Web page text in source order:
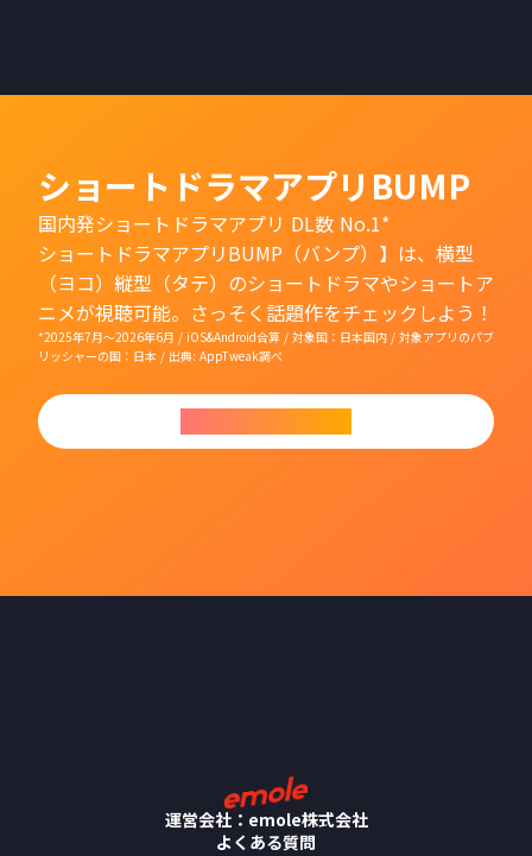
ショートドラマアプリBUMP
国内発ショートドラマアプリ DL数 No.1*
ショートドラマアプリBUMP（バンプ）】は、横型
（ヨコ）縦型（タテ）のショートドラマやショートア
ニメが視聴可能。さっそく話題作をチェックしよう！
*2025年7月〜2026年6月 / iOS&Android合算 / 対象国：日本国内 / 対象アプリのパブ
リッシャーの国：日本 / 出典: AppTweak調べ
運営会社：emole株式会社
よくある質問